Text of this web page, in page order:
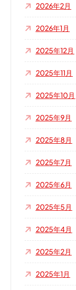
2026年2月
2026年1月
2025年12月
2025年11月
2025年10月
2025年9月
2025年8月
2025年7月
2025年6月
2025年5月
2025年4月
2025年2月
2025年1月